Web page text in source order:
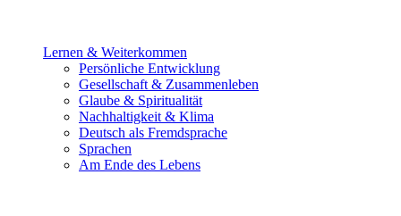
Lernen & Weiterkommen
Persönliche Entwicklung
Gesellschaft & Zusammenleben
Glaube & Spiritualität
Nachhaltigkeit & Klima
Deutsch als Fremdsprache
Sprachen
Am Ende des Lebens